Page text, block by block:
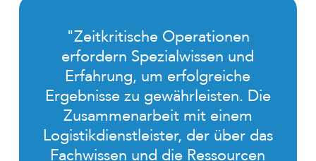
"Zeitkritische Operationen
erfordern Spezialwissen und
Erfahrung, um erfolgreiche
Ergebnisse zu gewährleisten. Die
Zusammenarbeit mit einem
Logistikdienstleister, der über das
Fachwissen und die Ressourcen